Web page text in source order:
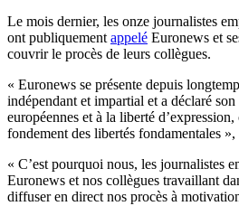
Le mois dernier, les onze journalistes
ont publiquement appelé Euronews et
couvrir le procès de leurs collègues.
« Euronews se présente depuis
indépendant et impartial et a déclaré
européennes et à la liberté
fondement des libertés fondamentales
« C’est pourquoi nous, les journalistes
Euronews et nos collègues travaillant
diffuser en direct nos procès à